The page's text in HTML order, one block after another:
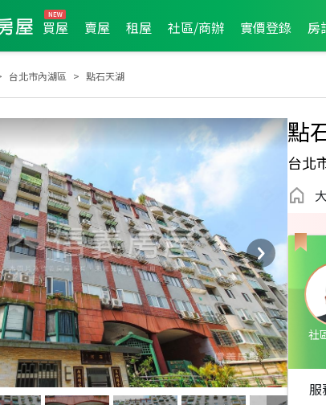
買屋 賣屋 租屋 社區/商辦 實價登錄 房
台北市內湖區 點石天湖
點
台北
社
2025年4月區成件TOP3 2025年2月區成件TOP3 2023年4月區成件
服